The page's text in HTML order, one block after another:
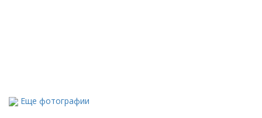
Еще фотографии